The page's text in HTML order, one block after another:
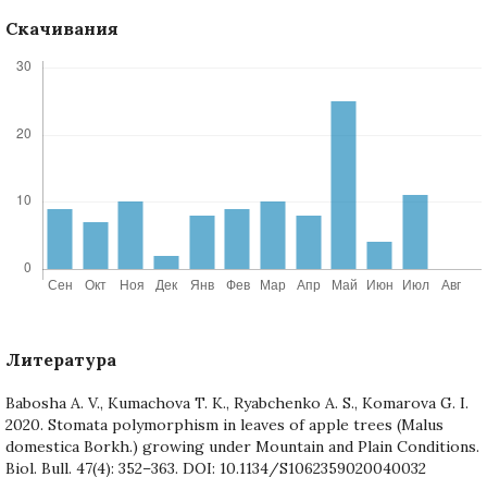
Скачивания
Литература
Babosha A. V., Kumachova T. K., Ryabchenko A. S., Komarova G. I.
2020. Stomata polymorphism in leaves of apple trees (Malus
domestica Borkh.) growing under Mountain and Plain Conditions.
Biol. Bull. 47(4): 352–363. DOI: 10.1134/S1062359020040032